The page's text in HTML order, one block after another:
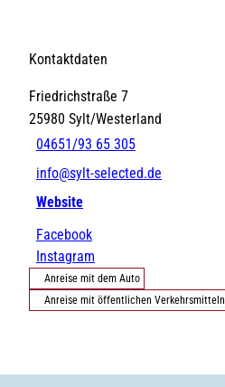
Kontaktdaten
Friedrichstraße 7
25980 Sylt/Westerland
04651/93 65 305
info@sylt-selected.de
Website
Facebook
Instagram
Anreise mit dem Auto
Anreise mit öffentlichen Verkehrsmitteln